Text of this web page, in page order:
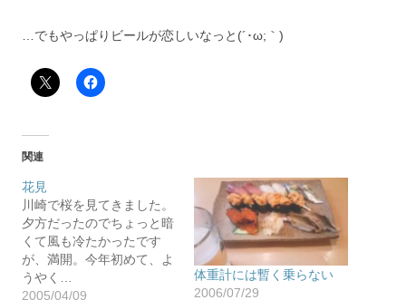
…でもやっぱりビールが恋しいなっと(´･ω;｀)
関連
花見
川崎で桜を見てきました。
夕方だったのでちょっと暗
くて風も冷たかったです
が、満開。今年初めて、よ
うやく…
2005/04/09
体重計には暫く乗らない
2006/07/29